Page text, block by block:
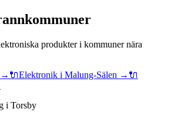
produkteri kommuner nära
→ 🔌Elektronik i Malung-Sälen → 🔌
i Torsby